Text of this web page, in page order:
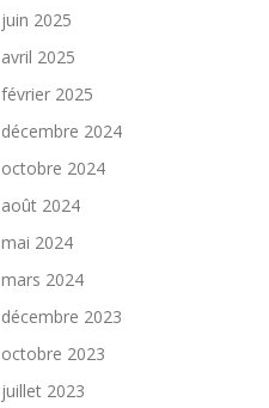
juin 2025
avril 2025
février 2025
décembre 2024
octobre 2024
août 2024
mai 2024
mars 2024
décembre 2023
octobre 2023
juillet 2023